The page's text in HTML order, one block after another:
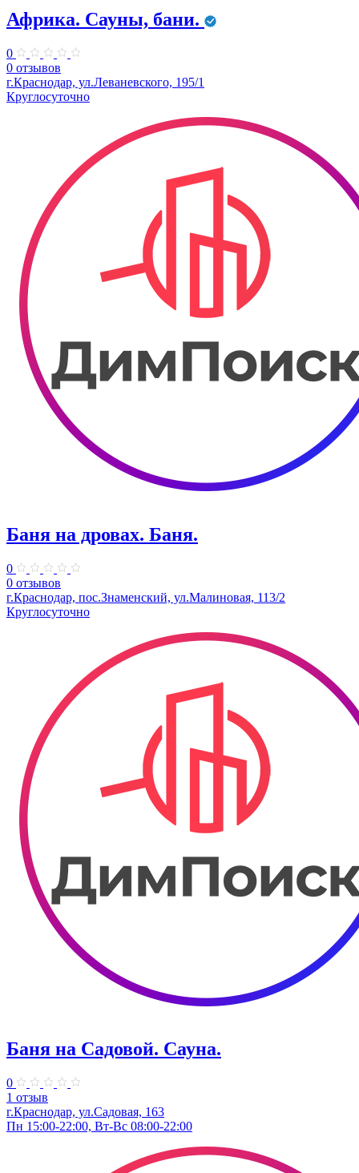
Африка. Сауны, бани.
0
0 отзывов
г.Краснодар, ул.Леваневского, 195/1
Круглосуточно
Баня на дровах. Баня.
0
0 отзывов
г.Краснодар, пос.Знаменский, ул.Малиновая, 113/2
Круглосуточно
Баня на Садовой. Сауна.
0
1 отзыв
г.Краснодар, ул.Садовая, 163
Пн 15:00-22:00, Вт-Вс 08:00-22:00